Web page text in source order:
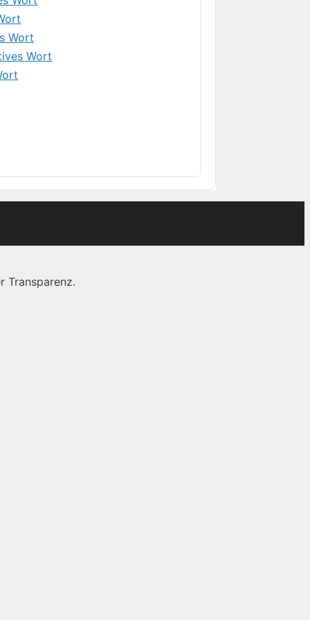
Wort
Wort
Transparenz.